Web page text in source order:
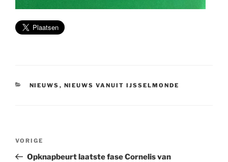
CATEGORIEËN
NIEUWS , NIEUWS VANUIT IJSSELMONDE
Vorig
bericht
VORIGE
Opknapbeurt laatste fase Cornelis van